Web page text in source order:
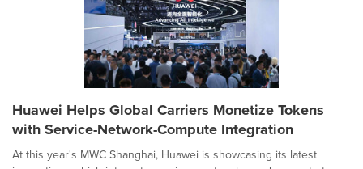
Huawei Helps Global Carriers Monetize Tokens
with Service-Network-Compute Integration
At this year's MWC Shanghai, Huawei is showcasing its latest